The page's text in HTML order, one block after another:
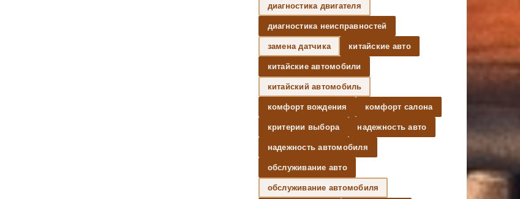
диагностика двигателя
диагностика неисправностей
замена датчика китайские авто
китайские автомобили
китайский автомобиль
комфорт вождения комфорт салона
критерии выбора надежность авто
надежность автомобиля
обслуживание авто
обслуживание автомобиля